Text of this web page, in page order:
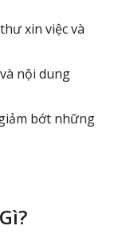
xin việc và
nội dung
bớt những